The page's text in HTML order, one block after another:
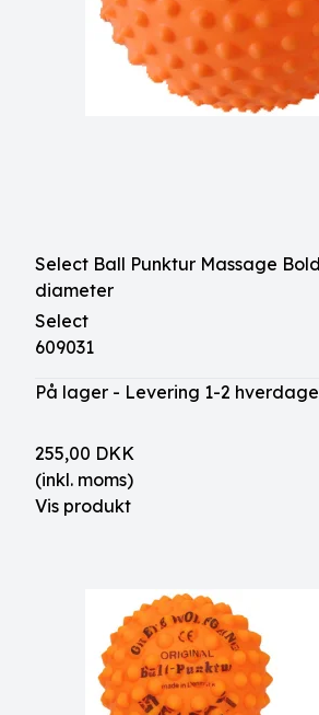
Select Ball Punktur Massage
diameter
Select
609031
På lager - Levering 1-2 hverdage
255,00 DKK
(inkl. moms)
Vis produkt